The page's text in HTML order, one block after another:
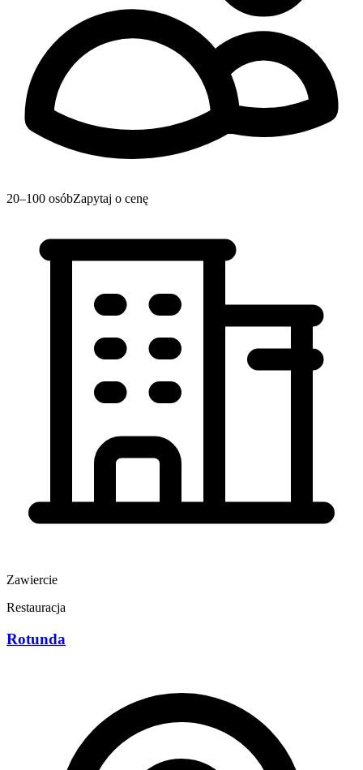
20–100 osóbZapytaj o cenę
Zawiercie
Restauracja
Rotunda